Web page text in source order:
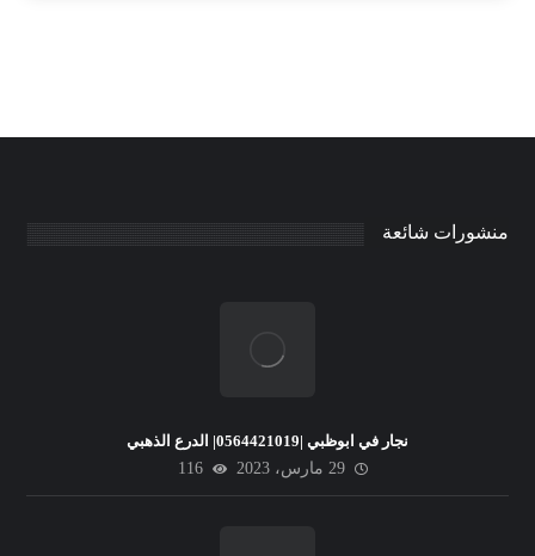
منشورات شائعة
نجار في ابوظبي |0564421019| الدرع الذهبي
29 مارس، 2023
116